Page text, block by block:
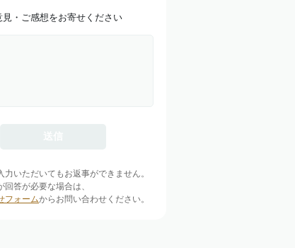
見・ご感想をお寄せください
いただいてもお返事ができません。
回答が必要な場合は、
フォームからお問い合わせください。